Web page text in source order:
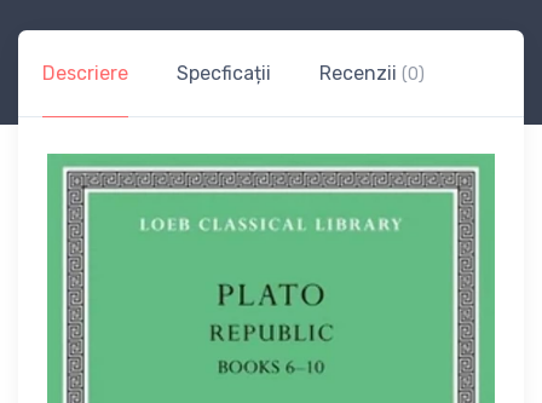
Descriere Specficații Recenzii (0)